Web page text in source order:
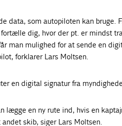
data, som autopiloten kan bruge.
dig, hvor der pt. er mindst
man mulighed for at sende en
forklarer Lars Moltsen.
en digital signatur fra
lægge en ny rute ind, hvis en
skib, siger Lars Moltsen.